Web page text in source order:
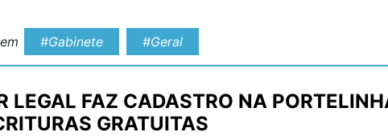
#Gabinete #Geral
LEGAL FAZ CADASTRO NA
GRATUITAS